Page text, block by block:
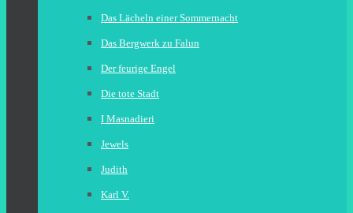
Das Lächeln einer Sommernacht
Das Bergwerk zu Falun
Der feurige Engel
Die tote Stadt
I Masnadieri
Jewels
Judith
Karl V.